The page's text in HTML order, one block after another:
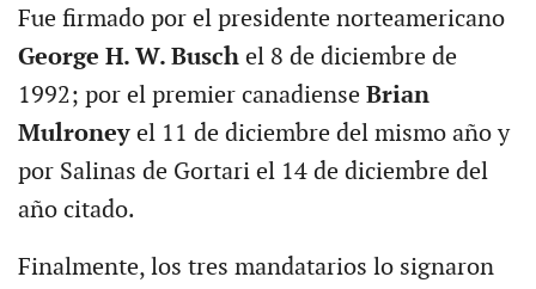
Fue firmado por el presidente norteamericano
George H. W. Buschel 8 de diciembre de
1992; por el premier canadiense Brian
Mulroneyel 11 de diciembre del mismo año y
por Salinas de Gortari el 14 de diciembre del
año citado.
Finalmente, los tres mandatarios lo signaron